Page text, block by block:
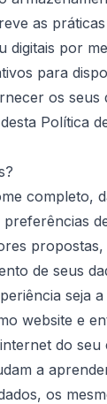
as
digitais por
para
os seus
Política
completo,
de seus
seja
website e
do
a
os